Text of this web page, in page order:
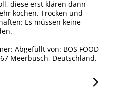
diese erst klären dann
kochen. Trocken und
Es müssen keine
Abgefüllt von: BOS FOOD
Meerbusch, Deutschland.